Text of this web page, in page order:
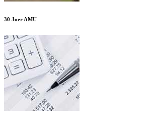
30 Joer AMU